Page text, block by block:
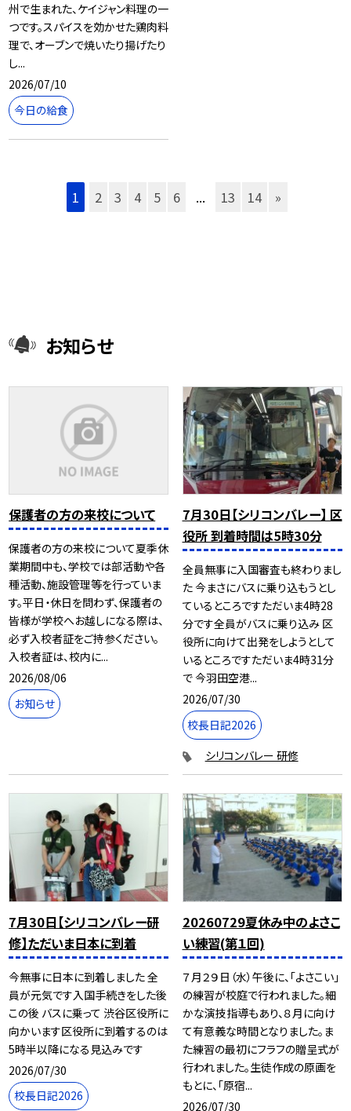
州で生まれた、ケイジャン料理の一
つです。スパイスを効かせた鶏肉料
理で、オーブンで焼いたり揚げたり
し...
2026/07/10
今日の給食
1 2 3 4 5 6 ... 13 14 »
お知らせ
保護者の方の来校について
保護者の方の来校について夏季休
業期間中も、学校では部活動や各
種活動、施設管理等を行っていま
す。平日・休日を問わず、保護者の
皆様が学校へお越しになる際は、
必ず入校者証をご持参ください。
入校者証は、校内に...
2026/08/06
お知らせ
7月30日【シリコンバレー】 区
役所 到着時間は5時30分
全員無事に入国審査も終わりまし
た 今まさにバスに乗り込もうとし
ているところですただいま4時28
分です全員がバスに乗り込み 区
役所に向けて出発をしようとして
いるところですただいま4時31分
で 今羽田空港...
2026/07/30
校長日記2026
シリコンバレー 研修
7月30日【シリコンバレー研
修】ただいま日本に到着
今無事に日本に到着しました 全
員が元気です入国手続きをした後
この後 バスに乗って 渋谷区役所に
向かいます区役所に到着するのは
5時半以降になる見込みです
2026/07/30
校長日記2026
20260729夏休み中のよさこ
い練習(第１回)
７月２９日（水）午後に、「よさこい」
の練習が校庭で行われました。細
かな演技指導もあり、８月に向け
て有意義な時間となりました。ま
た練習の最初にフラフの贈呈式が
行われました。生徒作成の原画を
もとに、「原宿...
2026/07/30